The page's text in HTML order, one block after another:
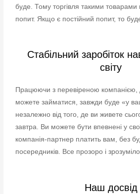
буде. Тому торгівля такими товарами
попит. Якщо є постійний попит, то буде
Стабільний заробіток
світу
Працюючи з перевіреною компанією,
можете займатися, завжди буде «у
незалежно від того, де ви живете
завтра. Ви можете бути впевнені у
компанія-партнер платить вам, без
посередників. Все прозоро і
Наш досвід